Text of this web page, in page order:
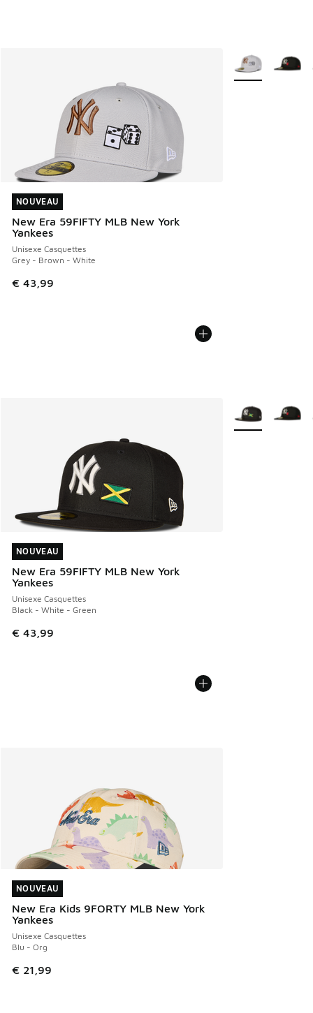
NOUVEAU
New Era 59FIFTY MLB New York
Yankees
Unisexe Casquettes
Grey - Brown - White
€ 43,99
NOUVEAU
Plus de couleurs
NOUVEAU
New Era 59FIFTY MLB New York
Yankees
Unisexe Casquettes
Black - White - Green
€ 43,99
NOUVEAU
Plus de couleurs
NOUVEAU
New Era Kids 9FORTY MLB New York
Yankees
Unisexe Casquettes
Blu - Org
€ 21,99
NOUVEAU